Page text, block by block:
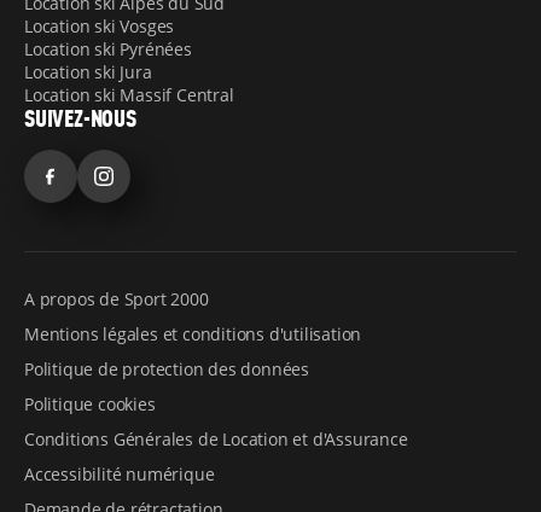
Location ski Vosges
Location ski Pyrénées
Location ski Jura
Location ski Massif Central
SUIVEZ-NOUS
FacebookInstagram
A propos de Sport 2000
Mentions légales et conditions d'utilisation
Politique de protection des données
Politique cookies
Conditions Générales de Location et d'Assurance
Accessibilité numérique